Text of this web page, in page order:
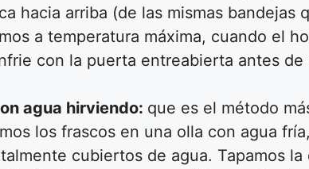
hacia arriba (de las mismas
a temperatura máxima, cuando el
con la puerta entreabierta antes de
agua hirviendo: que es el método
los frascos en una olla con agua
cubiertos de agua. Tapamos